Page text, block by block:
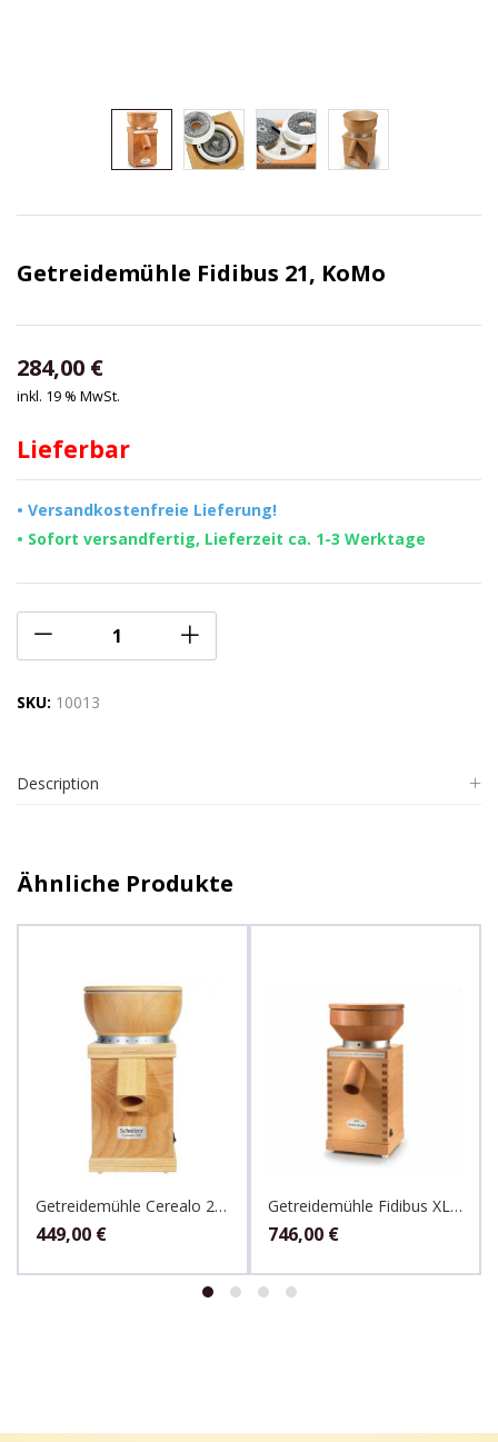
Getreidemühle Fidibus 21, KoMo
284,00 €
inkl. 19 % MwSt.
Lieferbar
• Versandkostenfreie Lieferung!
• Sofort versandfertig, Lieferzeit ca. 1-3 Werktage
SKU: 10013
Description
Ähnliche Produkte
Getreidemühle Cerealo 200 Natur, Schnitzer
449,00 €
Getreidemühle Fidibus XL Plus, Komo
746,00 €